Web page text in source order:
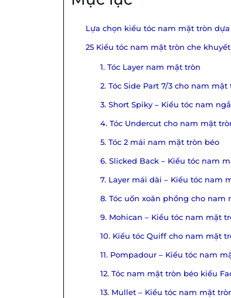
Lựa chọn kiểu tóc nam mặt tròn
25 Kiểu tóc nam mặt tròn che
1. Tóc Layer nam mặt tròn
2. Tóc Side Part 7/3 cho nam mặt
3. Short Spiky – Kiểu tóc nam
4. Tóc Undercut cho nam mặt
5. Tóc 2 mái nam mặt tròn béo
6. Slicked Back – Kiểu tóc nam
7. Layer mái dài – Kiểu tóc nam
8. Tóc uốn xoăn phồng cho nam
9. Mohican – Kiểu tóc nam mặt
10. Kiểu tóc Quiff cho nam mặt
11. Pompadour – Kiểu tóc nam
12. Tóc nam mặt tròn béo kiểu
13. Mullet – Kiểu tóc nam mặt